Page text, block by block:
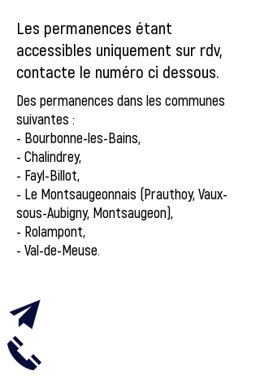
Les permanences étant
accessibles uniquement sur rdv,
contacte le numéro ci dessous.
​Des permanences dans les communes
suivantes :
- Bourbonne-les-Bains,
- Chalindrey,
- Fayl-Billot,
- Le Montsaugeonnais (Prauthoy, Vaux-
sous-Aubigny, Montsaugeon),
- Rolampont,
- Val-de-Meuse.